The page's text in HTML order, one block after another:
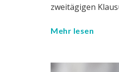
zweitägigen
Mehr lesen